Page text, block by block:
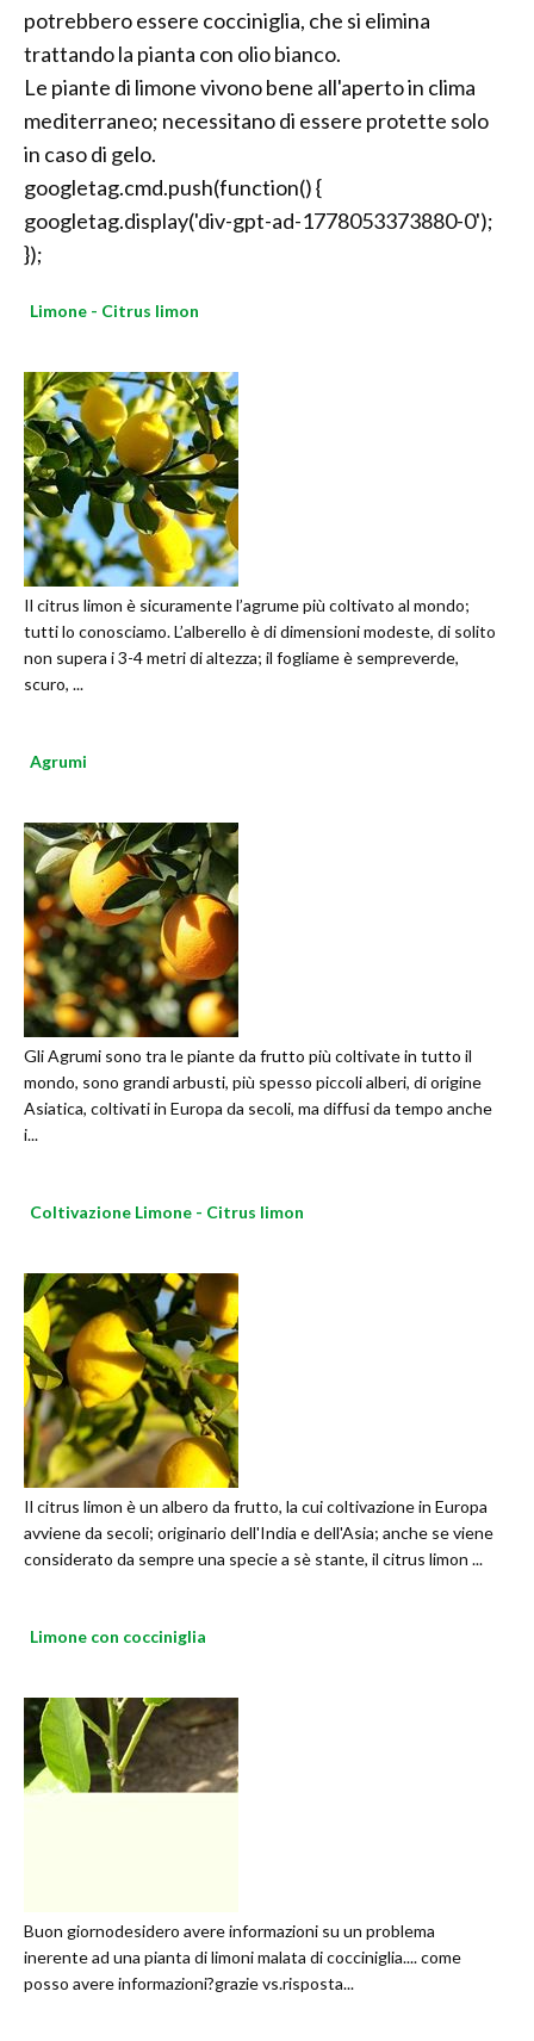
potrebbero essere cocciniglia, che si elimina
trattando la pianta con olio bianco.
Le piante di limone vivono bene all'aperto in clima
mediterraneo; necessitano di essere protette solo
in caso di gelo.
googletag.cmd.push(function() {
googletag.display('div-gpt-ad-1778053373880-0');
});
Limone - Citrus limon
Il citrus limon è sicuramente l’agrume più coltivato al mondo;
tutti lo conosciamo. L’alberello è di dimensioni modeste, di solito
non supera i 3-4 metri di altezza; il fogliame è sempreverde,
scuro, ...
Agrumi
Gli Agrumi sono tra le piante da frutto più coltivate in tutto il
mondo, sono grandi arbusti, più spesso piccoli alberi, di origine
Asiatica, coltivati in Europa da secoli, ma diffusi da tempo anche
i...
Coltivazione Limone - Citrus limon
Il citrus limon è un albero da frutto, la cui coltivazione in Europa
avviene da secoli; originario dell'India e dell'Asia; anche se viene
considerato da sempre una specie a sè stante, il citrus limon ...
Limone con cocciniglia
Buon giornodesidero avere informazioni su un problema
inerente ad una pianta di limoni malata di cocciniglia.... come
posso avere informazioni?grazie vs.risposta...